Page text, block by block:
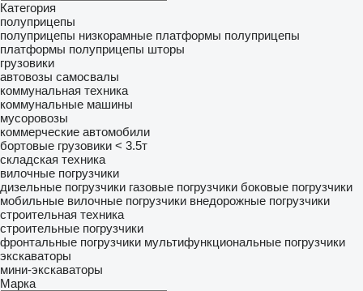
Категория
полуприцепы
полуприцепы низкорамные платформы полуприцепы
платформы полуприцепы шторы
грузовики
автовозы самосвалы
коммунальная техника
коммунальные машины
мусоровозы
коммерческие автомобили
бортовые грузовики < 3.5т
складская техника
вилочные погрузчики
дизельные погрузчики газовые погрузчики боковые погрузчики
мобильные вилочные погрузчики внедорожные погрузчики
строительная техника
строительные погрузчики
фронтальные погрузчики мультифункциональные погрузчики
экскаваторы
мини-экскаваторы
Марка